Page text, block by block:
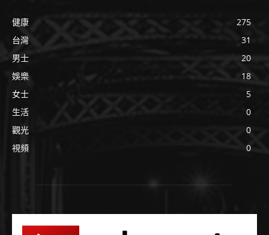
健康
275
台灣
31
男士
20
娛樂
18
女士
5
生活
0
觀光
0
視頻
0